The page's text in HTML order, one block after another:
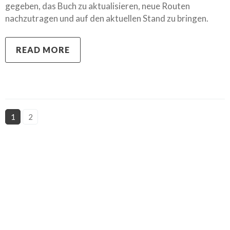
gegeben, das Buch zu aktualisieren, neue Routen
nachzutragen und auf den aktuellen Stand zu bringen.
READ MORE
1 2